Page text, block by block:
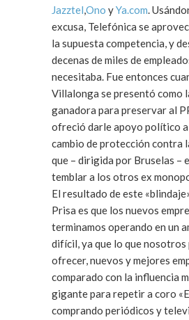
Jazztel,Ono yYa.com.
excusa, Telefónica se
la supuesta competencia, y
decenas de miles de
necesitaba. Fue entonces
Villalonga se presentó como
ganadora para preservar al
ofreció darle apoyo político
cambio de protección contra
que – dirigida por Bruselas –
temblar a los otros ex
El resultado de este
Prisa es que los nuevos empresarios
terminamos operando en un
difícil, ya que lo que nosotros
ofrecer, nuevos y mejores
comparado con la influencia
gigante para repetir a coro
comprando periódicos y